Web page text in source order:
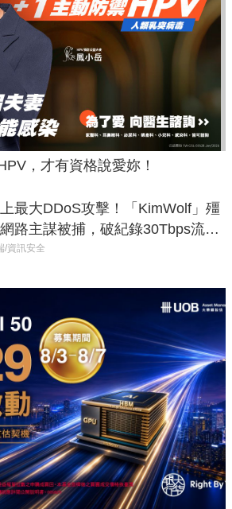
，才有資格說愛妳！
最大DDoS攻擊！「KimWolf」殭
路主謀被捕，破紀錄30Tbps流量
全球！
/資訊安全